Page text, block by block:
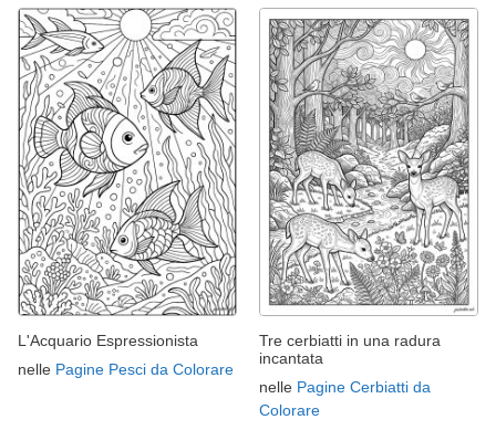
L'Acquario Espressionista
nelle Pagine Pesci da Colorare
Tre cerbiatti in una radura
incantata
nelle Pagine Cerbiatti da
Colorare